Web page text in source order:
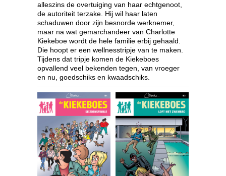
alleszins de overtuiging van haar echtgenoot,
de autoriteit terzake. Hij wil haar laten
schaduwen door zijn besnorde werknemer,
maar na wat gemarchandeer van Charlotte
Kiekeboe wordt de hele familie erbij gehaald.
Die hoopt er een wellnesstripje van te maken.
Tijdens dat tripje komen de Kiekeboes
opvallend veel bekenden tegen, van vroeger
en nu, goedschiks en kwaadschiks.